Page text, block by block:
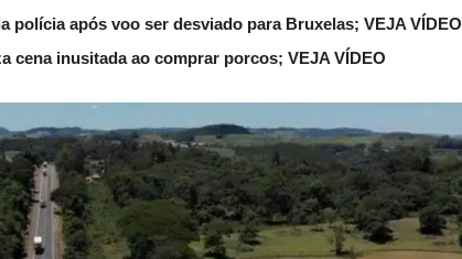
polícia após voo ser desviado para Bruxelas; VEJA VÍDEO
cena inusitada ao comprar porcos; VEJA VÍDEO